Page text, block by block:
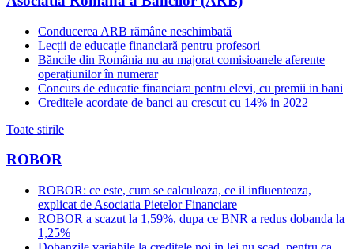
Conducerea ARB rămâne neschimbată
Lecții de educație financiară pentru profesori
Băncile din România nu au majorat comisioanele aferente
operațiunilor în numerar
Concurs de educatie financiara pentru elevi, cu premii in bani
Creditele acordate de banci au crescut cu 14% in 2022
Toate stirile
ROBOR
ROBOR: ce este, cum se calculeaza, ce il influenteaza,
explicat de Asociatia Pietelor Financiare
ROBOR a scazut la 1,59%, dupa ce BNR a redus dobanda la
1,25%